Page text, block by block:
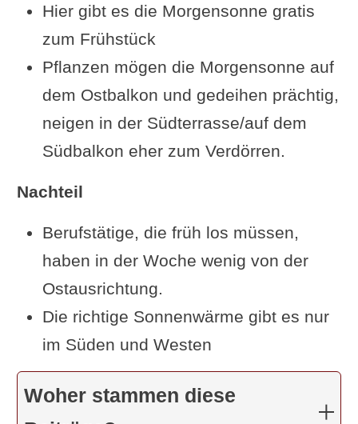
Hier gibt es die Morgensonne gratis
zum Frühstück
Pflanzen mögen die Morgensonne auf
dem Ostbalkon und gedeihen prächtig,
neigen in der Südterrasse/auf dem
Südbalkon eher zum Verdörren.
Nachteil
Berufstätige, die früh los müssen,
haben in der Woche wenig von der
Ostausrichtung.
Die richtige Sonnenwärme gibt es nur
im Süden und Westen
Woher stammen diese